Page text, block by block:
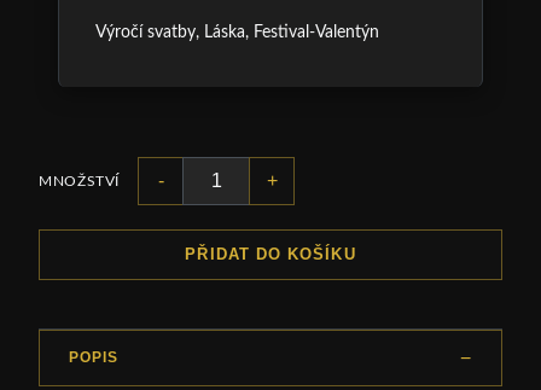
Výročí svatby, Láska, Festival-Valentýn
MNOŽSTVÍ - +
PŘIDAT DO KOŠÍKU
POPIS